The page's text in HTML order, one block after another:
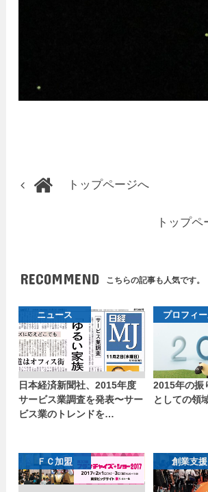
トップページへ
トップペ
RECOMMEND こちらの記事も人気です。
ニュース
日本経済新聞社、2015年度
サービス業調査を発表〜サー
ビス業のトレンドを…
プロフィ
2015年の振
としての領
ＦＣ加盟 創業支援